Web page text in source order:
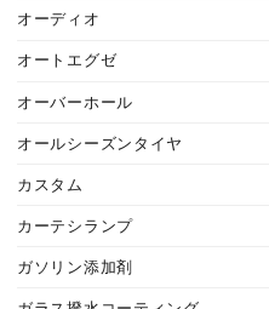
オーディオ
オートエグゼ
オーバーホール
オールシーズンタイヤ
カスタム
カーテシランプ
ガソリン添加剤